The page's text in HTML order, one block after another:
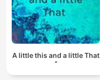
A little this and a little That
“